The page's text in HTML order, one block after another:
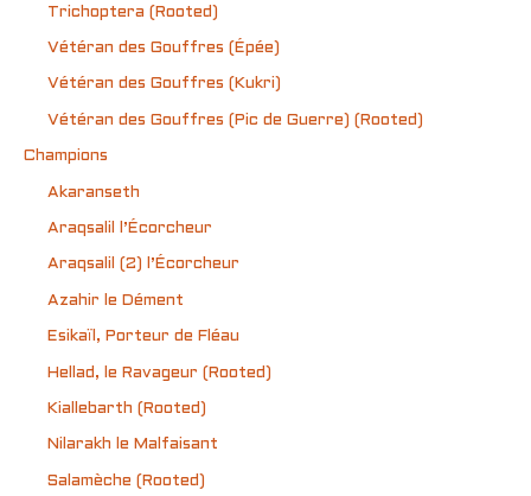
Trichoptera (Rooted)
Vétéran des Gouffres (Épée)
Vétéran des Gouffres (Kukri)
Vétéran des Gouffres (Pic de Guerre) (Rooted)
Champions
Akaranseth
Araqsalil l’Écorcheur
Araqsalil (2) l’Écorcheur
Azahir le Dément
Esikaïl, Porteur de Fléau
Hellad, le Ravageur (Rooted)
Kiallebarth (Rooted)
Nilarakh le Malfaisant
Salamèche (Rooted)